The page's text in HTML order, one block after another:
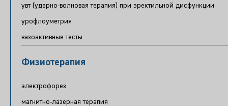
увт (ударно-волновая терапия) при эректильной дисфункции
урофлоуметрия
вазоактивные тесты
Физиотерапия
электрофорез
магнитно-лазерная терапия